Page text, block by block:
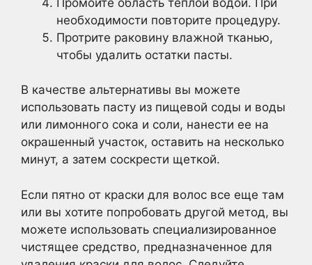
необходимости повторите процедуру.
Протрите раковину влажной тканью,
чтобы удалить остатки пасты.
В качестве альтернативы вы можете
использовать пасту из пищевой соды и воды
или лимонного сока и соли, нанести ее на
окрашенный участок, оставить на несколько
минут, а затем соскрести щеткой.
Если пятно от краски для волос все еще там
или вы хотите попробовать другой метод, вы
можете использовать специализированное
чистящее средство, предназначенное для